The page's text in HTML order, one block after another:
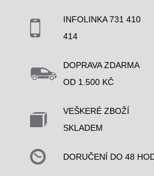
INFOLINKA 731 410
414
DOPRAVA ZDARMA
OD 1.500 KČ
VEŠKERÉ ZBOŽÍ
SKLADEM
DORUČENÍ DO 48